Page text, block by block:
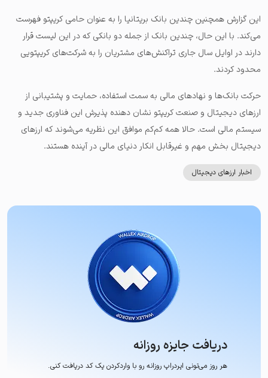
این گزارش همچنین چندین بانک بریتانیا را به عنوان حامی کریپتو فهرست
می‌کند. با این حال، چندین بانک از جمله دو بانکی که در این لیست قرار
دارند در اوایل سال جاری تراکنش‌های مشتریان را به شرکت‌های کریپتویی
محدود کردند.
حرکت بانک‌ها و نهادهای مالی به سمت استفاده، حمایت و پشتیبانی از
ارزهای دیجیتال و صنعت کریپتو نشان دهنده پذیرش این فناوری جدید و
سیستم مالی است. حالا همه کم‌کم موافق این نظریه می‌شوند که ارزهای
دیجیتال بخش مهم و غیرقابل انکار دنیای مالی در آینده هستند.
اخبار ارزهای دیجیتال
دریافت جایزه روزانه
هر روز می‌تونی ایردراپ روزانه رو با وارد‌کردن یک کد دریافت کنی.